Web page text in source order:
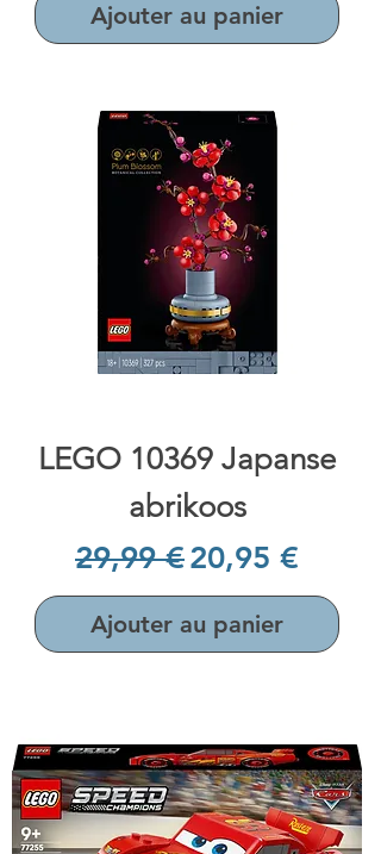
Ajouter au panier
LEGO 10369 Japanse
abrikoos
Prix original
29,99 €Prix
20,95 €
Ajouter au panier